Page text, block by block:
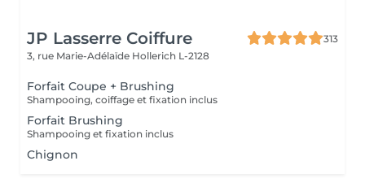
JP Lasserre Coiffure
313
3, rue Marie-Adélaïde Hollerich L-2128
Forfait Coupe + Brushing
Shampooing, coiffage et fixation inclus
Forfait Brushing
Shampooing et fixation inclus
Chignon